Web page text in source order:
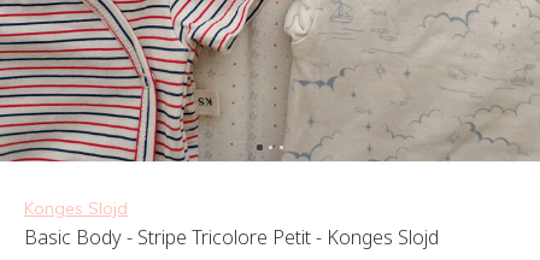
Konges Slojd
Basic Body - Stripe Tricolore Petit - Konges Slojd